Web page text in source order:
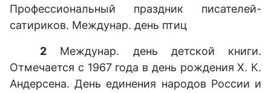
Профессиональный праздник писателей-
сатириков. Междунар. день птиц
2 Междунар. день детской книги.
Отмечается с 1967 года в день рождения Х. К.
Андерсена. День единения народов России и